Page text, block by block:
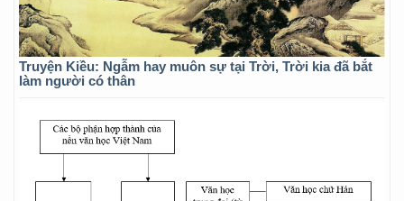
Truyện Kiều: Ngẫm hay muôn sự tại Trời, Trời kia đã bắt
làm người có thân